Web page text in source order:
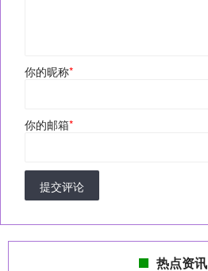
你的昵称*
你的邮箱*
提交评论
热点资讯